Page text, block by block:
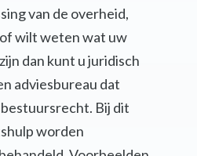
van de overheid,
wilt weten wat uw
dan kunt u juridisch
adviesbureau dat
Bij dit
worden